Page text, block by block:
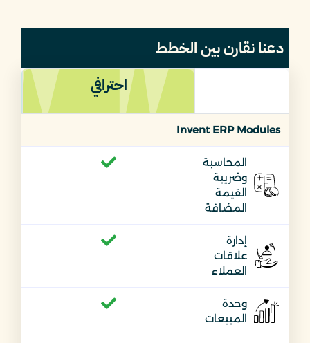
دعنا نقارن بين الخطط
احترافي
Invent ERP Modules
المحاسبة
وضريبة
القيمة
المضافة
إدارة
علاقات
العملاء
وحدة
المبيعات